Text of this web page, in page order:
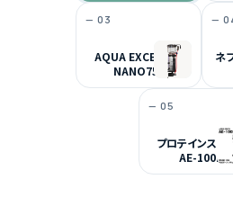
— 03
AQUA EXCEL AE-
NANO75E
—
ネ
— 05
プロテインスキ
AE-100H